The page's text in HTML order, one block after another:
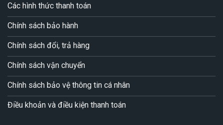
Các hình thức thanh toán
Chính sách bảo hành
Chính sách đổi, trả hàng
Chính sách vận chuyển
Chính sách bảo vệ thông tin cá nhân
Điều khoản và điều kiện thanh toán